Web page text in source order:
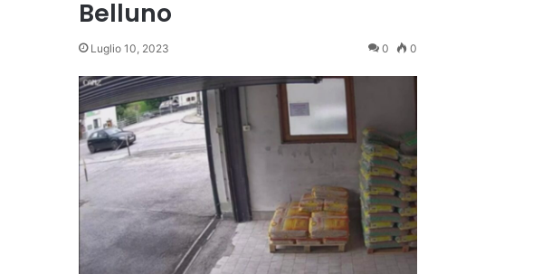
Belluno
Luglio 10, 2023 0 0